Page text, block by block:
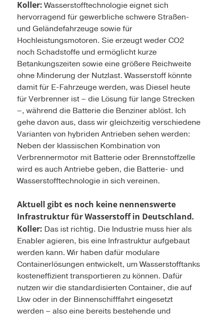
Koller:Wasserstofftechnologie eignet sich
hervorragend für gewerbliche schwere Straßen-
und Geländefahrzeuge sowie für
Hochleistungsmotoren. Sie erzeugt weder CO2
noch Schadstoffe und ermöglicht kurze
Betankungszeiten sowie eine größere Reichweite
ohne Minderung der Nutzlast. Wasserstoff könnte
damit für E-Fahrzeuge werden, was Diesel heute
für Verbrenner ist – die Lösung für lange Strecken
–, während die Batterie die Benziner ablöst. Ich
gehe davon aus, dass wir gleichzeitig verschiedene
Varianten von hybriden Antrieben sehen werden:
Neben der klassischen Kombination von
Verbrennermotor mit Batterie oder Brennstoffzelle
wird es auch Antriebe geben, die Batterie- und
Wasserstofftechnologie in sich vereinen.
Aktuell gibt es noch keine nennenswerte
Infrastruktur für Wasserstoff in Deutschland.
Koller: Das ist richtig. Die Industrie muss hier als
Enabler agieren, bis eine Infrastruktur aufgebaut
werden kann. Wir haben dafür modulare
Containerlösungen entwickelt, um Wasserstofftanks
kosteneffizient transportieren zu können. Dafür
nutzen wir die standardisierten Container, die auf
Lkw oder in der Binnenschifffahrt eingesetzt
werden – also eine bereits bestehende und